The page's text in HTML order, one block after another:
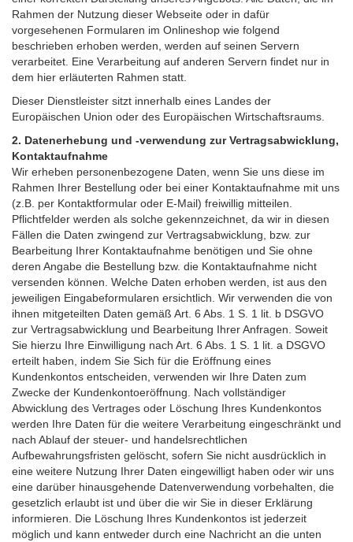
Rahmen der Nutzung dieser Webseite oder in dafür
vorgesehenen Formularen im Onlineshop wie folgend
beschrieben erhoben werden, werden auf seinen Servern
verarbeitet. Eine Verarbeitung auf anderen Servern findet nur in
dem hier erläuterten Rahmen statt.
Dieser Dienstleister sitzt innerhalb eines Landes der
Europäischen Union oder des Europäischen Wirtschaftsraums.
2. Datenerhebung und -verwendung zur Vertragsabwicklung,
Kontaktaufnahme
Wir erheben personenbezogene Daten, wenn Sie uns diese im
Rahmen Ihrer Bestellung oder bei einer Kontaktaufnahme mit uns
(z.B. per Kontaktformular oder E-Mail) freiwillig mitteilen.
Pflichtfelder werden als solche gekennzeichnet, da wir in diesen
Fällen die Daten zwingend zur Vertragsabwicklung, bzw. zur
Bearbeitung Ihrer Kontaktaufnahme benötigen und Sie ohne
deren Angabe die Bestellung bzw. die Kontaktaufnahme nicht
versenden können. Welche Daten erhoben werden, ist aus den
jeweiligen Eingabeformularen ersichtlich. Wir verwenden die von
ihnen mitgeteilten Daten gemäß Art. 6 Abs. 1 S. 1 lit. b DSGVO
zur Vertragsabwicklung und Bearbeitung Ihrer Anfragen. Soweit
Sie hierzu Ihre Einwilligung nach Art. 6 Abs. 1 S. 1 lit. a DSGVO
erteilt haben, indem Sie Sich für die Eröffnung eines
Kundenkontos entscheiden, verwenden wir Ihre Daten zum
Zwecke der Kundenkontoeröffnung. Nach vollständiger
Abwicklung des Vertrages oder Löschung Ihres Kundenkontos
werden Ihre Daten für die weitere Verarbeitung eingeschränkt und
nach Ablauf der steuer- und handelsrechtlichen
Aufbewahrungsfristen gelöscht, sofern Sie nicht ausdrücklich in
eine weitere Nutzung Ihrer Daten eingewilligt haben oder wir uns
eine darüber hinausgehende Datenverwendung vorbehalten, die
gesetzlich erlaubt ist und über die wir Sie in dieser Erklärung
informieren. Die Löschung Ihres Kundenkontos ist jederzeit
möglich und kann entweder durch eine Nachricht an die unten